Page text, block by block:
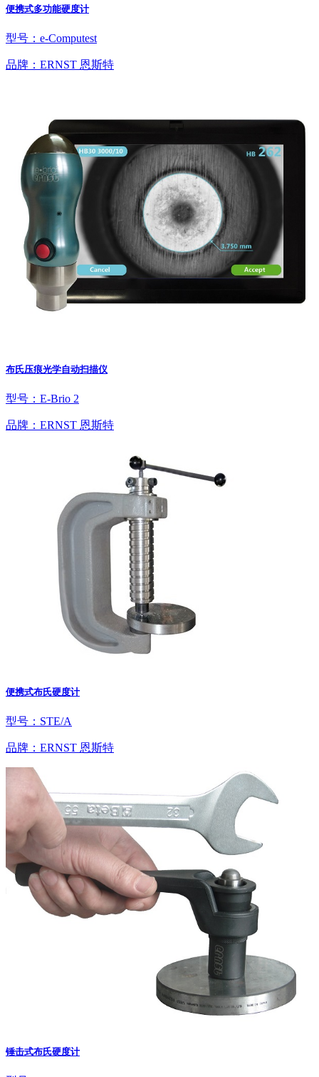
便携式多功能硬度计
型号：e-Computest
品牌：ERNST 恩斯特
布氏压痕光学自动扫描仪
型号：E-Brio 2
品牌：ERNST 恩斯特
便携式布氏硬度计
型号：STE/A
品牌：ERNST 恩斯特
锤击式布氏硬度计